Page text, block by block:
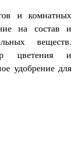
и комнатных
на состав и
веществ.
цветения и
удобрение для